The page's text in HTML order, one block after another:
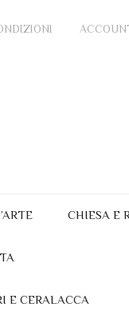
CHIESA E
E CERALACCA